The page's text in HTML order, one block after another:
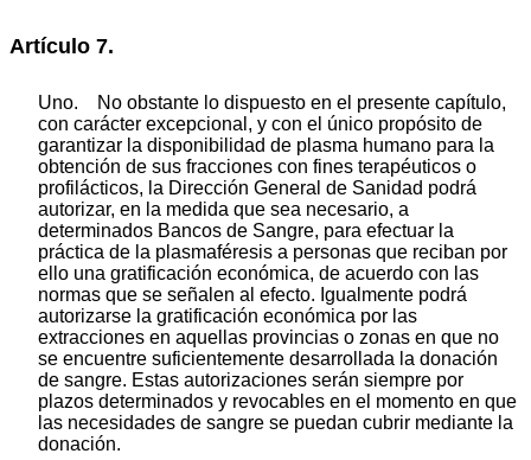
Artículo 7.
Uno. No obstante lo dispuesto en el presente capítulo,
con carácter excepcional, y con el único propósito de
garantizar la disponibilidad de plasma humano para la
obtención de sus fracciones con fines terapéuticos o
profilácticos, la Dirección General de Sanidad podrá
autorizar, en la medida que sea necesario, a
determinados Bancos de Sangre, para efectuar la
práctica de la plasmaféresis a personas que reciban por
ello una gratificación económica, de acuerdo con las
normas que se señalen al efecto. Igualmente podrá
autorizarse la gratificación económica por las
extracciones en aquellas provincias o zonas en que no
se encuentre suficientemente desarrollada la donación
de sangre. Estas autorizaciones serán siempre por
plazos determinados y revocables en el momento en que
las necesidades de sangre se puedan cubrir mediante la
donación.